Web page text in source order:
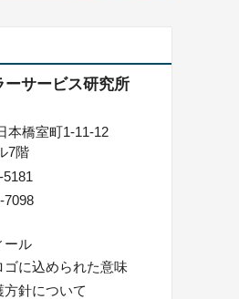
ーサービス研究所
本橋室町1-11-12
7階
5181
7098
ール
ゴに込められた意味
針について